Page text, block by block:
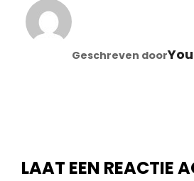
Geschreven door
LAAT EEN REACTIE